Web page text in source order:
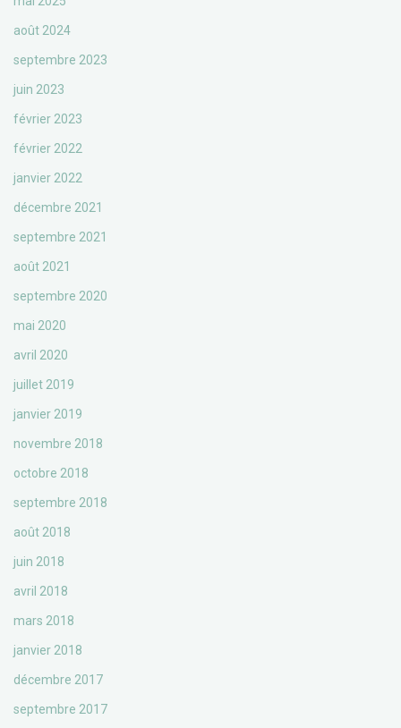
août 2024
septembre 2023
juin 2023
février 2023
février 2022
janvier 2022
décembre 2021
septembre 2021
août 2021
septembre 2020
mai 2020
avril 2020
juillet 2019
janvier 2019
novembre 2018
octobre 2018
septembre 2018
août 2018
juin 2018
avril 2018
mars 2018
janvier 2018
décembre 2017
septembre 2017